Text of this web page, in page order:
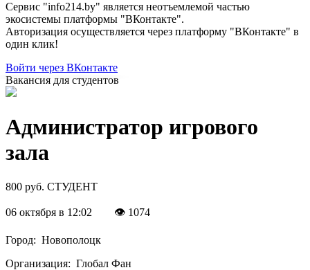
Сервис "info214.by" является неотъемлемой частью
экосистемы платформы "ВКонтакте".
Авторизация осуществляется через платформу "ВКонтакте" в
один клик!
Войти через ВКонтакте
Вакансия для студентов
Администратор игрового
зала
800 руб. СТУДЕНТ
06 октября в 12:02 👁 1074
Город: Новополоцк
Организация: Глобал Фан